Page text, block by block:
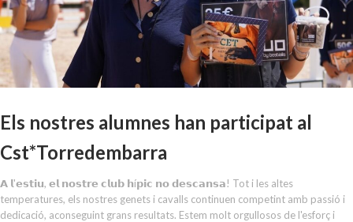
Els nostres alumnes han participat al
Cst*Torredembarra
𝗔 𝗹'𝗲𝘀𝘁𝗶𝘂, 𝗲𝗹 𝗻𝗼𝘀𝘁𝗿𝗲 𝗰𝗹𝘂𝗯 𝗵í𝗽𝗶𝗰 𝗻𝗼 𝗱𝗲𝘀𝗰𝗮𝗻𝘀𝗮! Tot i les altes
temperatures, els nostres genets i cavalls continuen competint amb passió i
dedicació, aconseguint grans resultats. Estem molt orgullosos de l'esforç i